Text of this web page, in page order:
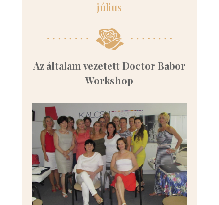
július
Az általam vezetett Doctor Babor
Workshop